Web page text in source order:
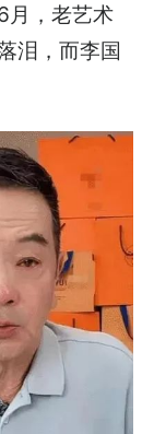
月，老艺术
泪，而李国